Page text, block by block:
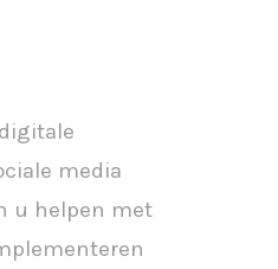
media
u helpen met